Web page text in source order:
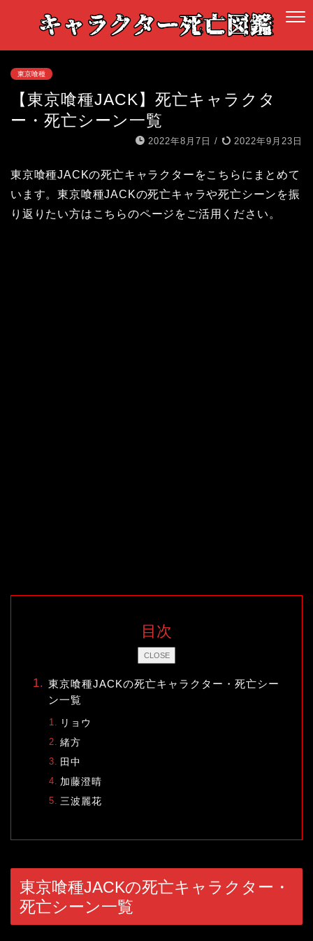
東京喰種
【東京喰種JACK】死亡キャラクタ
ー・死亡シーン一覧
2022年8月7日 / 2022年9月23日
東京喰種JACKの死亡キャラクターをこちらにまとめて
います。東京喰種JACKの死亡キャラや死亡シーンを振
り返りたい方はこちらのページをご活用ください。
CLOSE
目次
東京喰種JACKの死亡キャラクター・死亡シー
ン一覧
リョウ
緒方
田中
加藤澄晴
三波麗花
東京喰種JACKの死亡キャラクター・
死亡シーン一覧